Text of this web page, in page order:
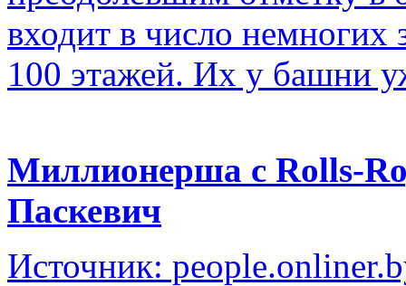
входит в число
100 этажей. Их у башни
Миллионерша с Rolls-
Паскевич
Источник: